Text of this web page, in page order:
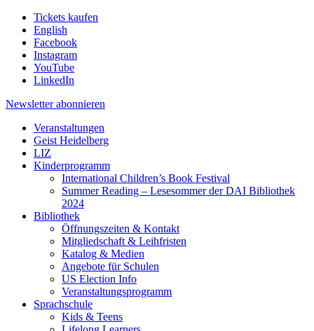
Tickets kaufen
English
Facebook
Instagram
YouTube
LinkedIn
Newsletter abonnieren
Veranstaltungen
Geist Heidelberg
LIZ
Kinderprogramm
International Children’s Book Festival
Summer Reading – Lesesommer der DAI Bibliothek
2024
Bibliothek
Öffnungszeiten & Kontakt
Mitgliedschaft & Leihfristen
Katalog & Medien
Angebote für Schulen
US Election Info
Veranstaltungsprogramm
Sprachschule
Kids & Teens